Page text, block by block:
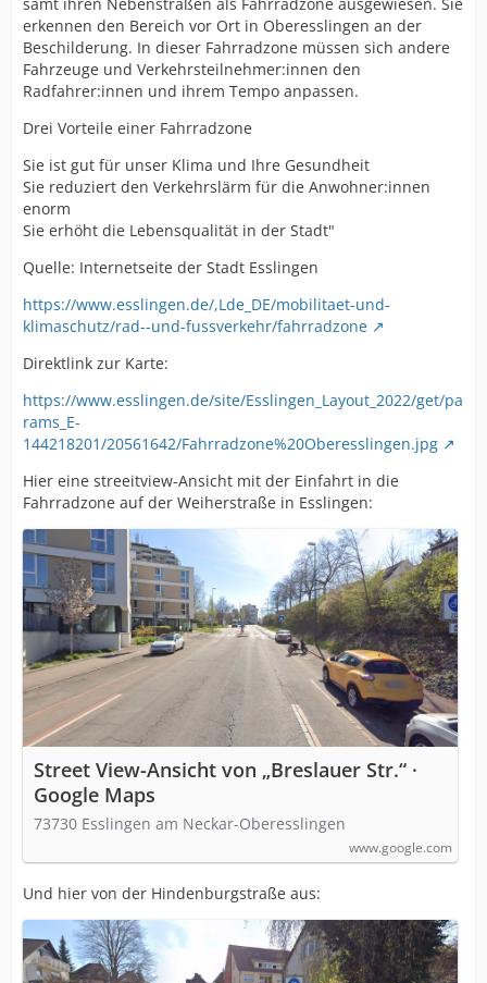
erkennen den Bereich vor Ort in Oberesslingen an der
Beschilderung. In dieser Fahrradzone müssen sich andere
Fahrzeuge und Verkehrsteilnehmer:innen den
Radfahrer:innen und ihrem Tempo anpassen.
Drei Vorteile einer Fahrradzone
Sie ist gut für unser Klima und Ihre Gesundheit
Sie reduziert den Verkehrslärm für die Anwohner:innen
enorm
Sie erhöht die Lebensqualität in der Stadt"
Quelle: Internetseite der Stadt Esslingen
https://www.esslingen.de/,Lde_DE/mobilitaet-und-
klimaschutz/rad--und-fussverkehr/fahrradzone
Direktlink zur Karte:
https://www.esslingen.de/site/Esslingen_Layout_2022/get/pa
rams_E-
144218201/20561642/Fahrradzone%20Oberesslingen.jpg
Hier eine streeitview-Ansicht mit der Einfahrt in die
Fahrradzone auf der Weiherstraße in Esslingen:
Street View-Ansicht von „Breslauer Str.“ ·
Google Maps
73730 Esslingen am Neckar-Oberesslingen
www.google.com
Und hier von der Hindenburgstraße aus: